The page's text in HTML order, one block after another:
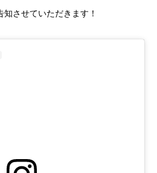
させていただきます！